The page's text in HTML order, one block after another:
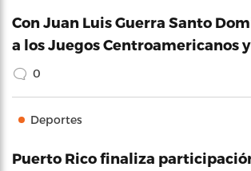
Con Juan Luis Guerra Santo
a los Juegos Centroamericanos
0
Deportes
Puerto Rico finaliza